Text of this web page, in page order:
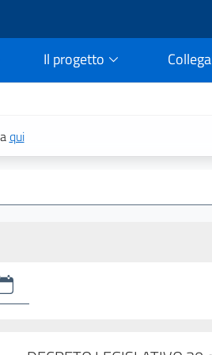
Il progetto
qui